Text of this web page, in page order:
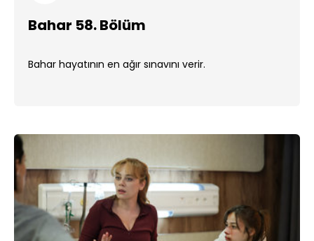
Bahar 58. Bölüm
Bahar hayatının en ağır sınavını verir.